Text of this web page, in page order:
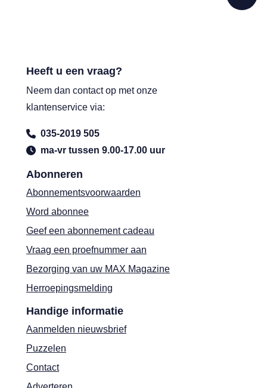
Abonneren
Abonnementsvoorwaarden
Word abonnee
Geef een abonnement cadeau
Vraag een proefnummer aan
Bezorging van uw MAX Magazine
Herroepingsmelding
Handige informatie
Aanmelden nieuwsbrief
Puzzelen
Contact
Heeft u een vraag?
Neem dan contact op met onze
klantenservice via:
035-2019 505
ma-vr tussen 9.00-17.00 uur